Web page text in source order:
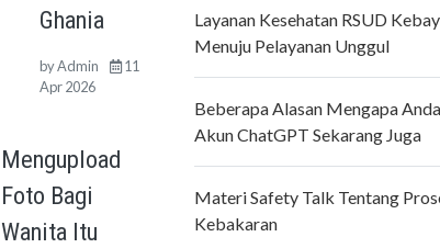
Ghania
byAdmin
11
Apr 2026
Mengupload
Foto Bagi
Wanita Itu
Layanan Kesehatan RSUD
Menuju Pelayanan Unggul
Beberapa Alasan Mengapa
Akun ChatGPT Sekarang Juga
Materi Safety Talk Tentang
Kebakaran